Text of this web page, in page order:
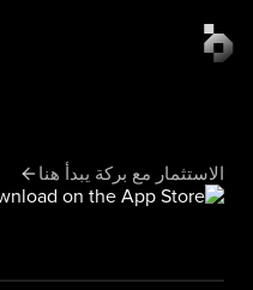
الاستثمار مع بركة يبدأ هنا